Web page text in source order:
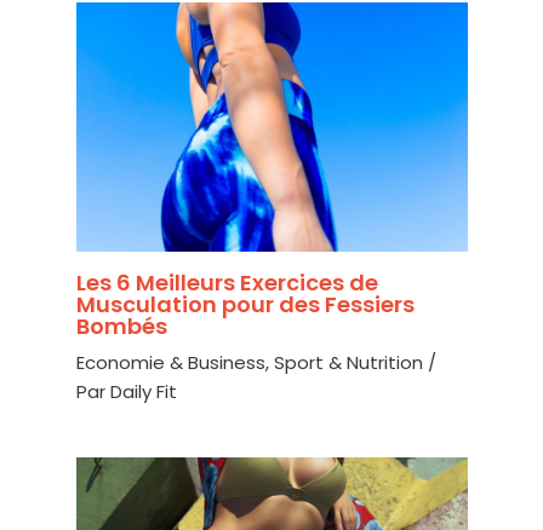
Les 6 Meilleurs Exercices de
Musculation pour des Fessiers
Bombés
Economie & Business,Sport & Nutrition /
ParDaily Fit